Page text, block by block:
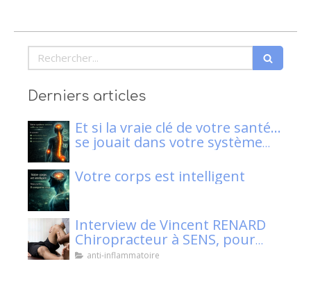
Rechercher
Derniers articles
Et si la vraie clé de votre santé…
se jouait dans votre système
nerveux ?
Votre corps est intelligent
Interview de Vincent RENARD
Chiropracteur à SENS, pour
Klaser.
anti-inflammatoire